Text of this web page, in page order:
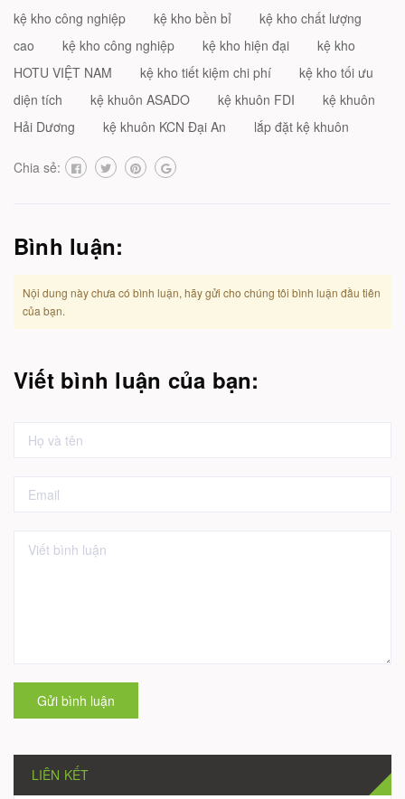
kệ kho công nghiệp
kệ kho bền bỉ
kệ kho chất lượng
cao
kệ kho công nghiệp kệ kho hiện đại
kệ kho
HOTU VIỆT NAM
kệ kho tiết kiệm chi phí
kệ kho tối ưu
diện tích
kệ khuôn ASADO kệ khuôn FDI
kệ khuôn
Hải Dương
kệ khuôn KCN Đại An lắp đặt kệ khuôn
Chia sẻ:
Bình luận:
Nội dung này chưa có bình luận, hãy gửi cho chúng tôi bình luận đầu tiên
của bạn.
Viết bình luận của bạn:
Gửi bình luận
LIÊN KẾT